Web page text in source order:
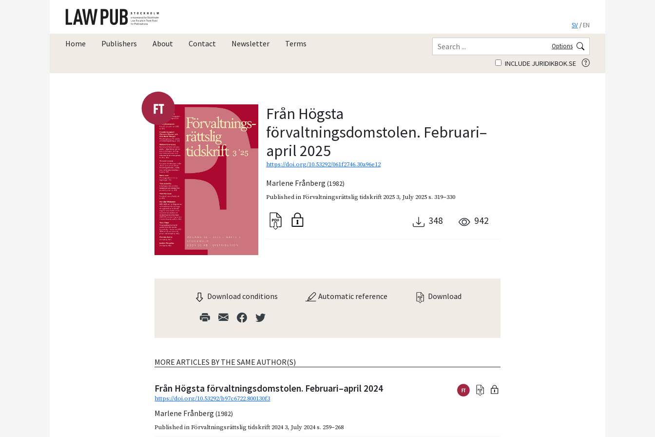
SV /EN
Home Publishers About Contact Newsletter Terms Options
INCLUDE JURIDIKBOK.SE
Från Högsta
förvaltningsdomstolen. Februari–
april 2025
https://doi.org/10.53292/061f2746.30a96e12
Marlene Frånberg(1982)
Published inFörvaltningsrättslig tidskrift 2025 3,July 2025s. 319–330
348 942
Download conditions Automatic reference Download
MORE ARTICLES BY THE SAME AUTHOR(S)
Från Högsta förvaltningsdomstolen. Februari–april 2024
https://doi.org/10.53292/b97c6722.800130f3
Marlene Frånberg(1982)
Published inFörvaltningsrättslig tidskrift 2024 3,July 2024s. 259–268